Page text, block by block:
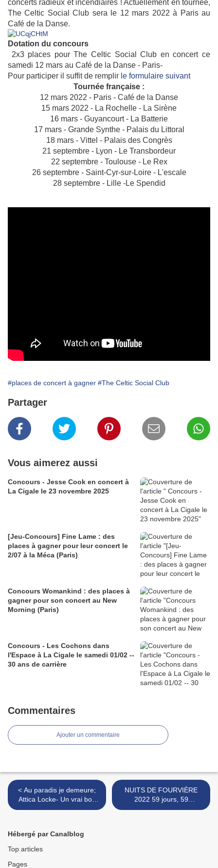
concerts radieux et incendiaires ! Actuellement en tournée,
The Celtic Social Club sera le 12 mars 2022 à Paris au
Café de la Danse.
Dotation du concours
2x3 places pour The Celtic Social Club en concert ce
samedi 12 mars au Café de la Danse - Paris-
Pour participer il suffit de remplir le formulaire suivant
Tournée française :
12 mars 2022 - Paris - Café de la Danse
15 mars 2022 - La Rochelle - La Sirène
16 mars - Guyancourt - La Batterie
17 mars - Grande Synthe - Palais du Littoral
18 mars - Vittel - Palais des Congrès
21 septembre - Lyon - Le Transbordeur
22 septembre - Toulouse - Le Rex
26 septembre - Saint-Cyr-sur-Loire - L'escale
28 septembre - Lille -Le Spendid
#places de concert à gagner #The Celtic Social Club
Partager
Vous aimerez aussi
Concours - Jesse Cook en concert à
La Cigale le 23 novembre 2025
[Jeu-Concours] Fine Lame : des
places à gagner pour leur concert le
2/07 à la Méca (Paris)
Concours Womankind : des places à
gagner pour son concert au New
Morning (Paris)
Concours - Les Cochons dans
l'Espace à La Cigale le samedi 01/02 --
30 ans de carrière
Commentaires
Ajouter un commentaire
< Au paradis je demeure;
Attica Locke- Un vrai bon
polar, noir et moite
NUITS DE FOURVIÈRE
2022 59 jours, 59
spectacles >
Hébergé par Canalblog
Top articles
Pages